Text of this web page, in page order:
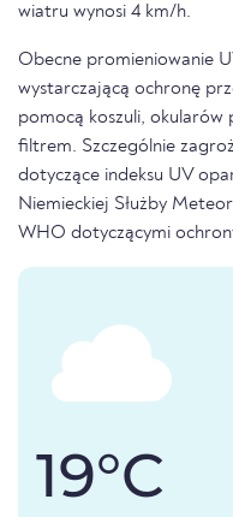
wiatru wynosi 4 km/h.
Obecne promieniowanie
wystarczającą ochronę
pomocą koszuli, okularów
filtrem. Szczególnie
dotyczące indeksu UV
Niemieckiej Służby
WHO dotyczącymi
19°C